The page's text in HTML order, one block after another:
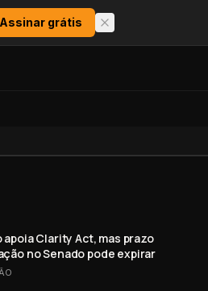
Assinar grátis
apoia Clarity Act, mas prazo
no Senado pode expirar